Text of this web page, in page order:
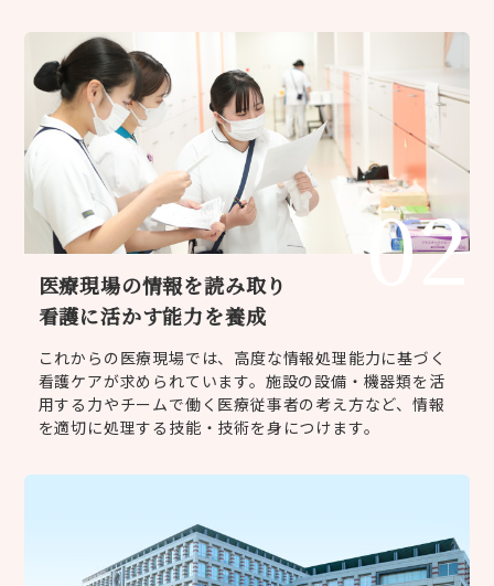
02
医療現場の情報を読み取り
看護に活かす能力を養成
これからの医療現場では、高度な情報処理能力に基づく
看護ケアが求められています。施設の設備・機器類を活
用する力やチームで働く医療従事者の考え方など、情報
を適切に処理する技能・技術を身につけます。